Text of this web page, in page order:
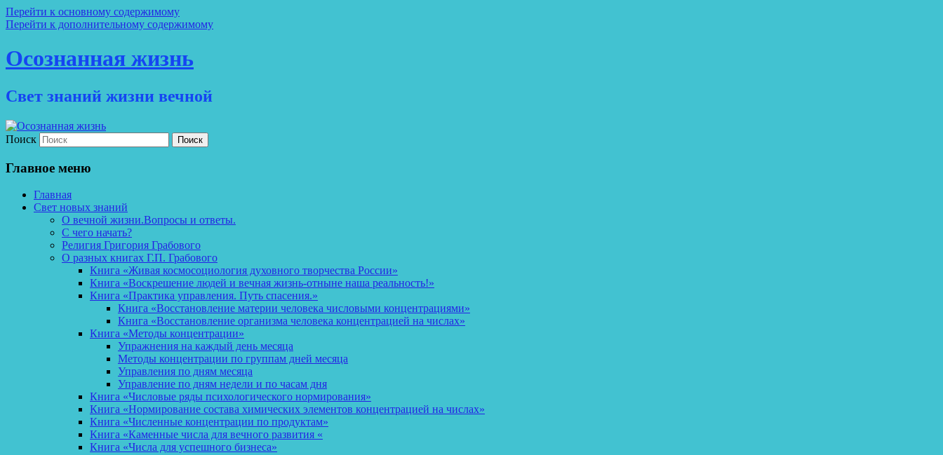
Перейти к основному содержимому
Перейти к дополнительному содержимому
Осознанная жизнь
Свет знаний жизни вечной
Поиск
Главное меню
Главная
Свет новых знаний
О вечной жизни.Вопросы и ответы.
С чего начать?
Религия Григория Грабового
О разных книгах Г.П. Грабового
Книга «Живая космосоциология духовного творчества России»
Книга «Воскрешение людей и вечная жизнь-отныне наша реальность!»
Книга «Практика управления. Путь спасения.»
Книга «Восстановление материи человека числовыми концентрациями»
Книга «Восстановление организма человека концентрацией на числах»
Книга «Методы концентрации»
Упражнения на каждый день месяца
Методы концентрации по группам дней месяца
Управления по дням месяца
Управление по дням недели и по часам дня
Книга «Числовые ряды психологического нормирования»
Книга «Нормирование состава химических элементов концентрацией на числах»
Книга «Численные концентрации по продуктам»
Книга «Каменные числа для вечного развития «
Книга «Числа для успешного бизнеса»